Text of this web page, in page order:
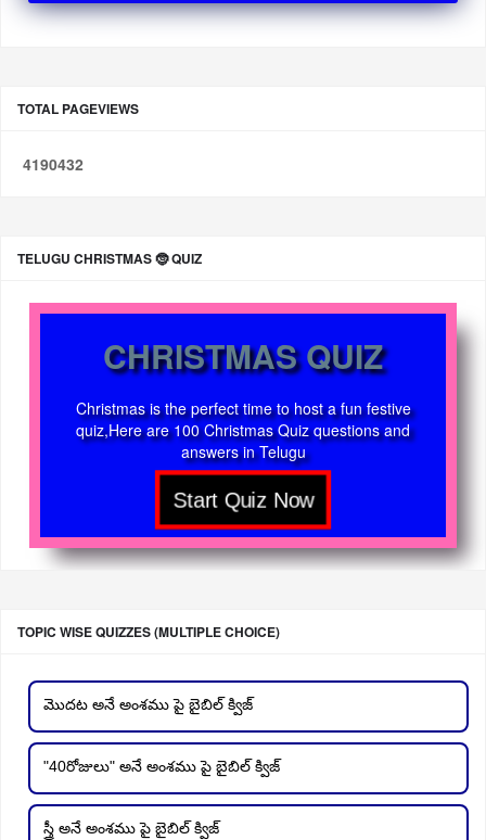
TOTAL PAGEVIEWS
4190432
TELUGU CHRISTMAS 🤶 QUIZ
CHRISTMAS QUIZ
Christmas is the perfect time to host a fun festive
quiz,Here are 100 Christmas Quiz questions and
answers in Telugu
TOPIC WISE QUIZZES (MULTIPLE CHOICE)
మొదట అనే అంశము పై బైబిల్ క్విజ్
"40రోజులు" అనే అంశము పై బైబిల్ క్విజ్
స్త్రీ అనే అంశము పై బైబిల్ క్విజ్